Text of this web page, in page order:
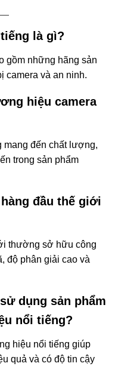
là gì?
gồm những hãng sản
camera và an ninh.
hiệu camera
đến chất lượng,
trong sản phẩm
đầu thế giới
thường sở hữu công
độ phân giải cao và
dụng sản phẩm
nổi tiếng?
hiệu nổi tiếng giúp
quả và có độ tin cậy